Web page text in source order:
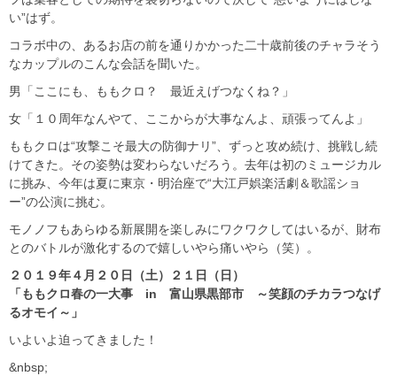
い”はず。
コラボ中の、あるお店の前を通りかかった二十歳前後のチャラそう
なカップルのこんな会話を聞いた。
男「ここにも、ももクロ？ 最近えげつなくね？」
女「１０周年なんやて、ここからが大事なんよ、頑張ってんよ」
ももクロは“攻撃こそ最大の防御ナリ”、ずっと攻め続け、挑戦し続
けてきた。その姿勢は変わらないだろう。去年は初のミュージカル
に挑み、今年は夏に東京・明治座で“大江戸娯楽活劇＆歌謡ショ
ー”の公演に挑む。
モノノフもあらゆる新展開を楽しみにワクワクしてはいるが、財布
とのバトルが激化するので嬉しいやら痛いやら（笑）。
２０１９年４月２０日（土）２１日（日）
「ももクロ春の一大事 in 富山県黒部市 ～笑顔のチカラつなげ
るオモイ～」
いよいよ迫ってきました！
&nbsp;